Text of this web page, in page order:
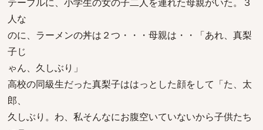
人な
のに、ラーメンの丼は２つ・・・母親は・・「あれ、真梨
子じ
ゃん、久しぶり」
高校の同級生だった真梨子ははっとした顔をして「た、太
郎、
久しぶり。わ、私そんなにお腹空いていないから子供たち